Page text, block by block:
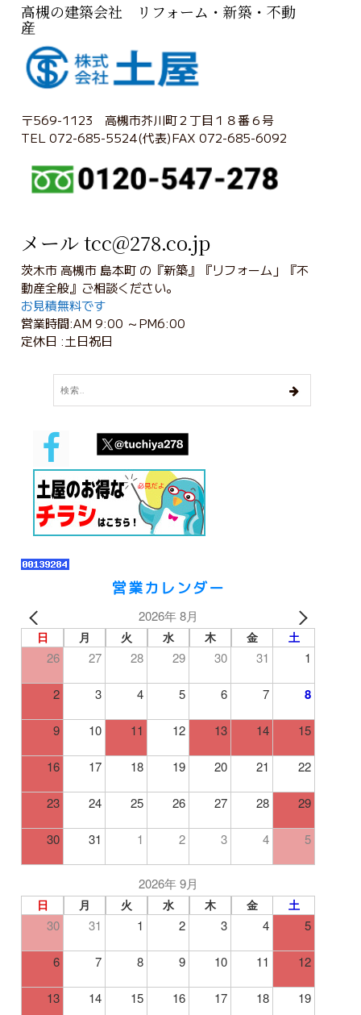
高槻の建築会社 リフォーム・新築・不動
産
〒569-1123 高槻市芥川町２丁目１８番６号
TEL 072-685-5524(代表)FAX 072-685-6092
メール tcc@278.co.jp
茨木市 高槻市 島本町 の『新築』『リフォーム」『不
動産全般』ご相談ください。
お見積無料です
営業時間:AM 9:00 ～PM6:00
定休日 :土日祝日
営業カレンダー
2026年 8月
日 月 火 水 木 金 土
26 27 28 29 30 31 1
2 3 4 5 6 7 8
9 10 11 12 13 14 15
16 17 18 19 20 21 22
23 24 25 26 27 28 29
30 31 1 2 3 4 5
2026年 9月
日 月 火 水 木 金 土
30 31 1 2 3 4 5
6 7 8 9 10 11 12
13 14 15 16 17 18 19